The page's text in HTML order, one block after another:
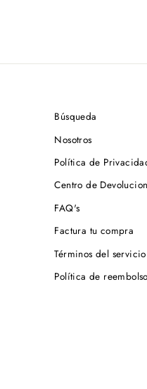
Búsqueda
Nosotros
Política de
Centro de
FAQ's
Factura tu compra
Términos del servicio
Política de reembolso